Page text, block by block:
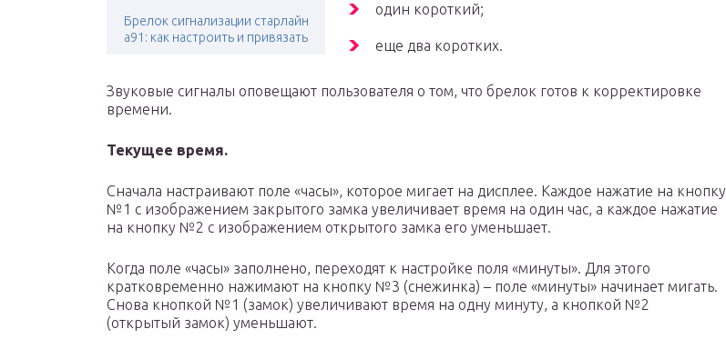
Брелок сигнализации старлайн
а91: как настроить и привязать
один короткий;
еще два коротких.
Звуковые сигналы оповещают пользователя о том, что брелок готов к корректировке
времени.
Текущее время.
Сначала настраивают поле «часы», которое мигает на дисплее. Каждое нажатие на кнопку
№1 с изображением закрытого замка увеличивает время на один час, а каждое нажатие
на кнопку №2 с изображением открытого замка его уменьшает.
Когда поле «часы» заполнено, переходят к настройке поля «минуты». Для этого
кратковременно нажимают на кнопку №3 (снежинка) – поле «минуты» начинает мигать.
Снова кнопкой №1 (замок) увеличивают время на одну минуту, а кнопкой №2
(открытый замок) уменьшают.